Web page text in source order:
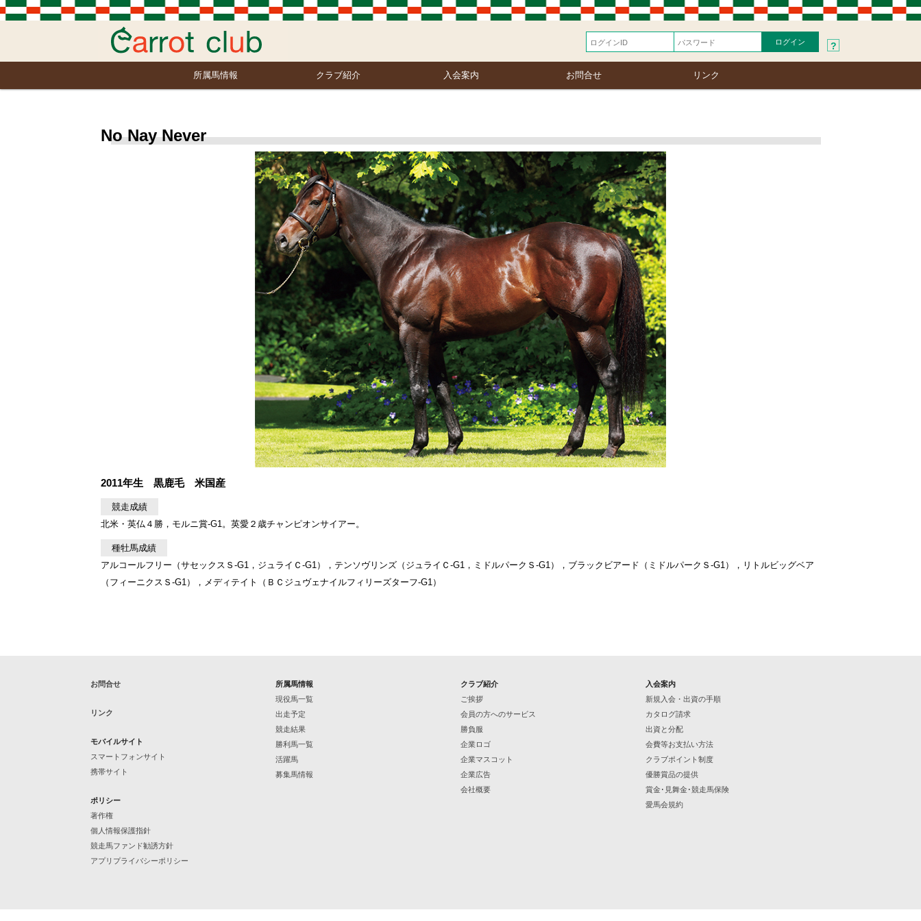
?
所属馬情報 クラブ紹介 入会案内 お問合せ リンク
No Nay Never
2011年生 黒鹿毛 米国産
競走成績
北米・英仏４勝，モルニ賞-G1。英愛２歳チャンピオンサイアー。
種牡馬成績
アルコールフリー（サセックスＳ-G1，ジュライＣ-G1），テンソヴリンズ（ジュライＣ-G1，ミドルパークＳ-G1），ブラックビアード（ミドルパークＳ-G1），リトルビッグベア
（フィーニクスＳ-G1），メディテイト（ＢＣジュヴェナイルフィリーズターフ-G1）
お問合せ
リンク
モバイルサイト
スマートフォンサイト
携帯サイト
ポリシー
著作権
個人情報保護指針
競走馬ファンド勧誘方針
アプリプライバシーポリシー
所属馬情報
現役馬一覧
出走予定
競走結果
勝利馬一覧
活躍馬
募集馬情報
クラブ紹介
ご挨拶
会員の方へのサービス
勝負服
企業ロゴ
企業マスコット
企業広告
会社概要
入会案内
新規入会・出資の手順
カタログ請求
出資と分配
会費等お支払い方法
クラブポイント制度
優勝賞品の提供
賞金･見舞金･競走馬保険
愛馬会規約